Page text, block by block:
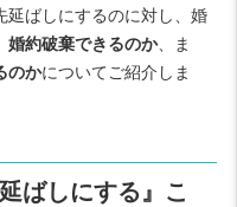
延ばしにするのに対し、婚
婚約破棄できるのか、ま
のかについてご紹介しま
ばしにする』こ